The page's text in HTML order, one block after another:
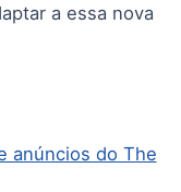
a essa nova
anúncios do The